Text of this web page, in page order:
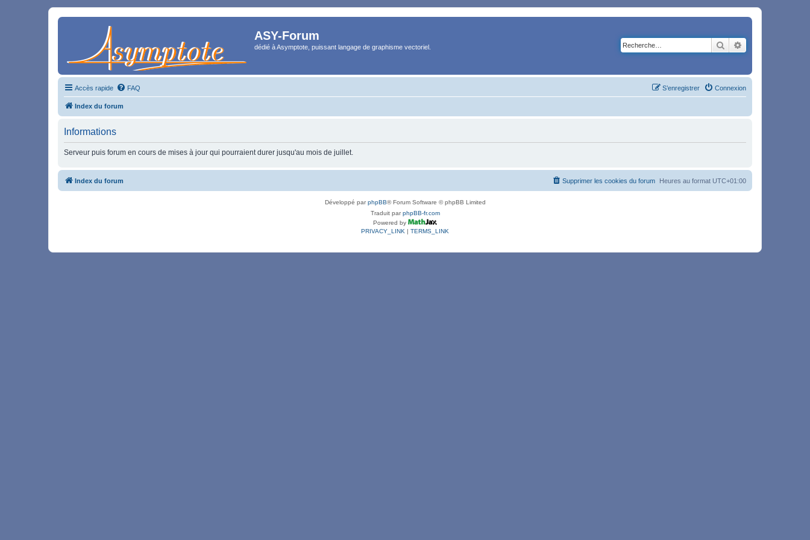
ASY-Forum
dédié à Asymptote, puissant langage de graphisme vectoriel. Rechercher
Accès rapide FAQ Connexion
S’enregistrer
Index du forum
Informations
Serveur puis forum en cours de mises à jour qui pourraient durer jusqu'au mois de juillet.
Index du forum Heures au format UTC+01:00
Supprimer les cookies du forum
Développé parphpBB® Forum Software © phpBB Limited
Traduit parphpBB-fr.com
Powered by
PRIVACY_LINK | TERMS_LINK